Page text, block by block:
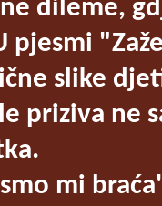
dileme,
pjesmi
slike
priziva ne
mi